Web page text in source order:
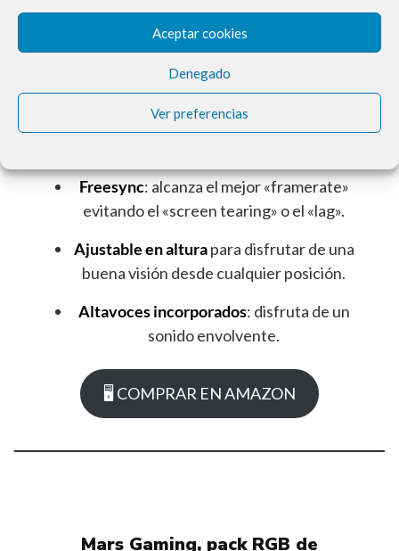
Aceptar cookies
Denegado
Ver preferencias
de una calidad de imagen inmaculada con
una resolución de 1920 x 1080.
Diseño de biselestrecho sin marco:
minimiza las distracciones y crea
configuraciones de varios paneles
Freesync: alcanza el mejor «framerate»
evitando el «screen tearing» o el «lag».
Ajustable en alturapara disfrutar de una
buena visión desde cualquier posición.
Altavoces incorporados: disfruta de un
sonido envolvente.
🖥 COMPRAR EN AMAZON
Mars Gaming, pack RGB de